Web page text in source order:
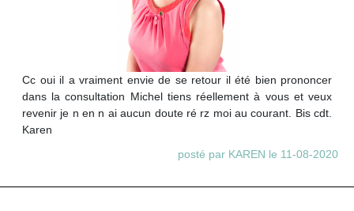
Cc oui il a vraiment envie de se retour il été bien prononcer
dans la consultation Michel tiens réellement à vous et veux
revenir je n en n ai aucun doute ré rz moi au courant. Bis cdt.
Karen
posté par KAREN le 11-08-2020